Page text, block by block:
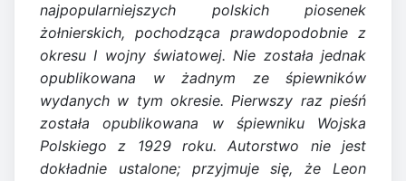
najpopularniejszych polskich piosenek
żołnierskich, pochodząca prawdopodobnie z
okresu I wojny światowej. Nie została jednak
opublikowana w żadnym ze śpiewników
wydanych w tym okresie. Pierwszy raz pieśń
została opublikowana w śpiewniku Wojska
Polskiego z 1929 roku. Autorstwo nie jest
dokładnie ustalone; przyjmuje się, że Leon